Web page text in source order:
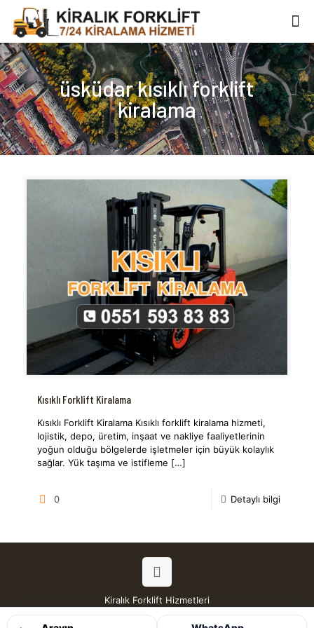
üsküdar kısıklı forklift
kiralama
Kısıklı Forklift Kiralama
Kısıklı Forklift Kiralama Kısıklı forklift kiralama hizmeti,
lojistik, depo, üretim, inşaat ve nakliye faaliyetlerinin
yoğun olduğu bölgelerde işletmeler için büyük kolaylık
sağlar. Yük taşıma ve istifleme […]
0 Detaylı bilgi
Kiralık Forklift Hizmetleri
Tüm Hakları Saklıdır © 2026